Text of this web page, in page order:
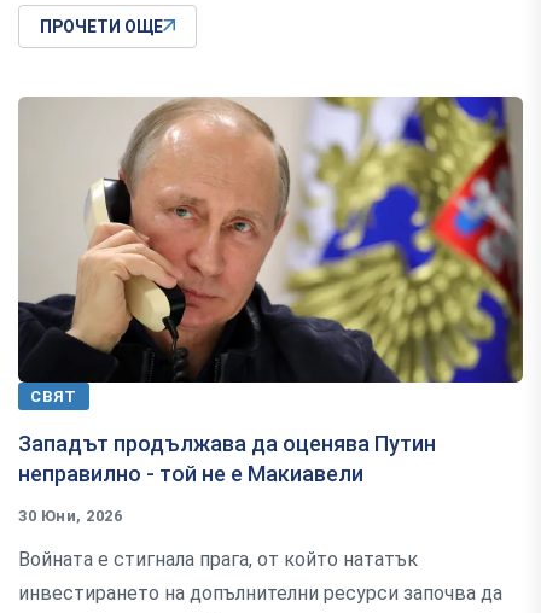
ПРОЧЕТИ ОЩЕ
СВЯТ
Западът продължава да оценява Путин
неправилно - той не е Макиавели
30 Юни, 2026
Войната е стигнала прага, от който нататък
инвестирането на допълнителни ресурси започва да